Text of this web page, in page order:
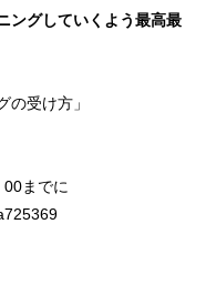
ングしていくよう最高最
の受け方 」
までに